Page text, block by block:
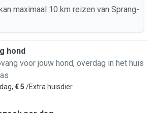
maximaal 10 km reizen van Sprang-
hond
voor jouw hond, overdag in het huis
€ 5 /Extra huisdier